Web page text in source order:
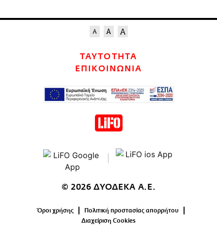
ΤΑΥΤΟΤΗΤΑ
ΕΠΙΚΟΙΝΩΝΙΑ
© 2026 ΔΥΟΔΕΚΑ Α.Ε.
Όροι χρήσης
Πολιτική προστασίας απορρήτου
Διαχείριση Cookies